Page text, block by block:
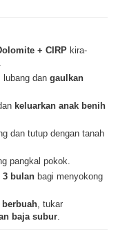
+ CIRP kira-
.
lubang dangaulkan
keluarkan anak benih
dan tutup dengan tanah
pangkal pokok.
3 bulan bagi menyokong
berbuah, tukar
baja subur.